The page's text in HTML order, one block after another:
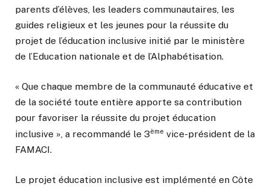
parents d’élèves, les leaders communautaires, les
guides religieux et les jeunes pour la réussite du
projet de l’éducation inclusive initié par le ministère
de l’Education nationale et de l’Alphabétisation.
« Que chaque membre de la communauté éducative et
de la société toute entière apporte sa contribution
pour favoriser la réussite du projet éducation
inclusive », a recommandé le 3ème vice-président de la
FAMACI.
Le projet éducation inclusive est implémenté en Côte